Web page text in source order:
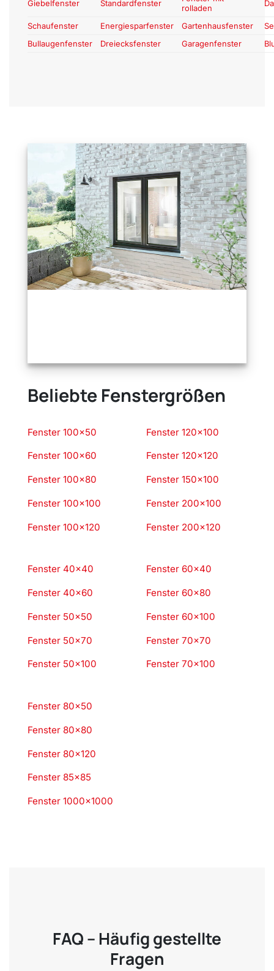
Giebelfenster Standardfenster
rolladen
Schaufenster Energiesparfenster Gartenhausfenster
Bullaugenfenster
Dreiecksfenster Garagenfenster
Beliebte Fenstergrößen
Fenster 100×50
Fenster 100×60
Fenster 100×80
Fenster 100×100
Fenster 100×120
Fenster 120×100
Fenster 120×120
Fenster 150×100
Fenster 200×100
Fenster 200×120
Fenster 40×40
Fenster 40×60
Fenster 50×50
Fenster 50×70
Fenster 50×100
Fenster 60×40
Fenster 60×80
Fenster 60×100
Fenster 70×70
Fenster 70×100
Fenster 80×50
Fenster 80×80
Fenster 80×120
Fenster 85×85
Fenster 1000×1000
FAQ – Häufig gestellte
Fragen